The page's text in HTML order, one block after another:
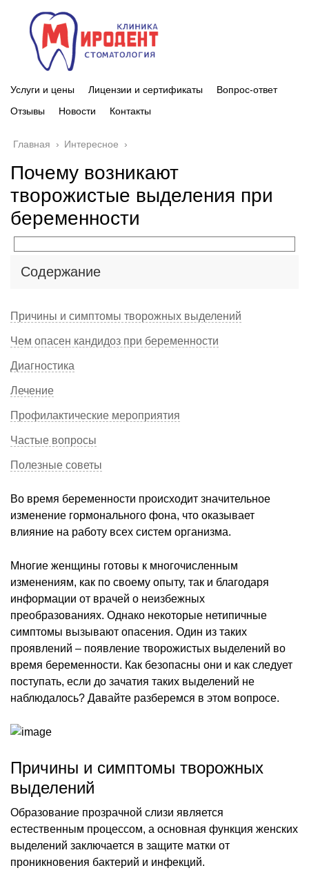
Услуги и цены Лицензии и сертификаты
Вопрос-ответ
Отзывы
Новости Контакты
Главная › Интересное ›
Почему возникают
творожистые выделения при
беременности
Содержание
Причины и симптомы творожных выделений
Чем опасен кандидоз при беременности
Диагностика
Лечение
Профилактические мероприятия
Частые вопросы
Полезные советы
Во время беременности происходит значительное
изменение гормонального фона, что оказывает
влияние на работу всех систем организма.
Многие женщины готовы к многочисленным
изменениям, как по своему опыту, так и благодаря
информации от врачей о неизбежных
преобразованиях. Однако некоторые нетипичные
симптомы вызывают опасения. Один из таких
проявлений – появление творожистых выделений во
время беременности. Как безопасны они и как следует
поступать, если до зачатия таких выделений не
наблюдалось? Давайте разберемся в этом вопросе.
Причины и симптомы творожных
выделений
Образование прозрачной слизи является
естественным процессом, а основная функция женских
выделений заключается в защите матки от
проникновения бактерий и инфекций.